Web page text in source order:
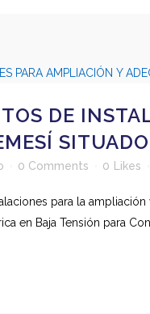
DE
0 Comments 0 Likes
para la
en Baja Tensión para